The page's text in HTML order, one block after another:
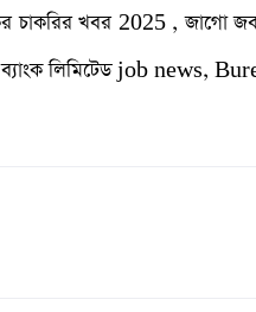
খবর 2025 , জাগো
লিমিটেড job news,